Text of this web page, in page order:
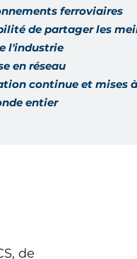
ferroviaires
de partager les
l'industrie
en réseau
continue et mises
entier
de